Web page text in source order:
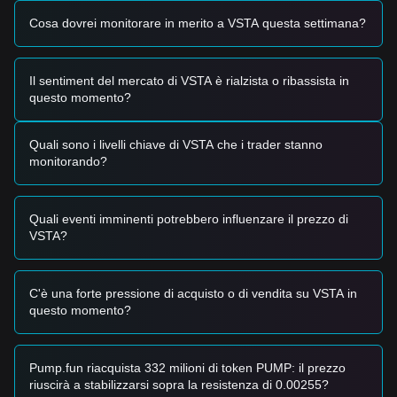
governance come VSTA.
•Liquidità e aggiornamenti della governance:Le
proposte di governance in corso e i cambiamenti agli
incentivi del liquidity mining continuano a modellare le
aspettative dei partecipanti al mercato.
Segnali di trading
In base all’attuale struttura tecnica e all’impulso del mercato,
vengono fornite le seguenti strategie di trading di
Area di possibile acquisto
di rimbalzo, potrebbe presentarsi un’opportunità di acquisto
nel breve periodo.
accompagnato da un aumento del volume di scambi,
potrebbe confermare un nuovo trend rialzista.
Scenario di rischio
Strategia di acquisto
Cosa dovrei monitorare in merito a VSTA questa settimana?
Il sentiment del mercato di VSTA è rialzista o ribassista in
questo momento?
Quali sono i livelli chiave di VSTA che i trader stanno
monitorando?
Quali eventi imminenti potrebbero influenzare il prezzo di
VSTA?
C'è una forte pressione di acquisto o di vendita su VSTA in
questo momento?
Pump.fun riacquista 332 milioni di token PUMP: il prezzo
riuscirà a stabilizzarsi sopra la resistenza di 0.00255?